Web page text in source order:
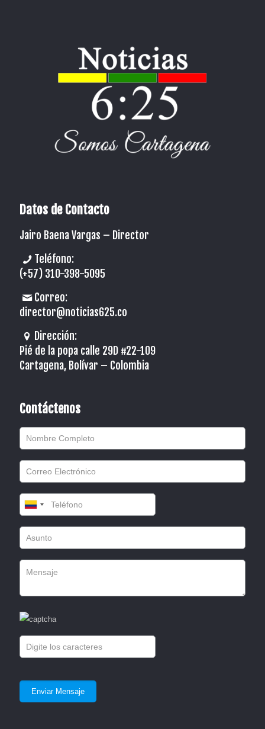
Datos de Contacto
Jairo Baena Vargas – Director
Teléfono:
(+57) 310-398-5095
Correo:
director@noticias625.co
Dirección:
Pié de la popa calle 29D #22-109
Cartagena, Bolívar – Colombia
Contáctenos